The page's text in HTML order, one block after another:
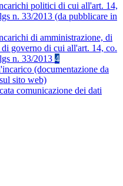
politici di cui all'art. 14,
n. 33/2013 (da pubblicare in
di amministrazione, di
governo di cui all'art. 14, co.
n. 33/2013 4
(documentazione da
sito web)
comunicazione dei dati